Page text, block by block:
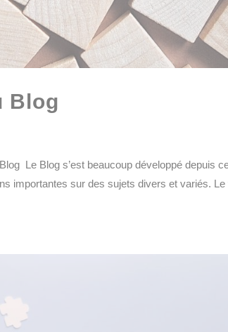
Blog
Le Blog s’est beaucoup développé depuis
importantes sur des sujets divers et variés.